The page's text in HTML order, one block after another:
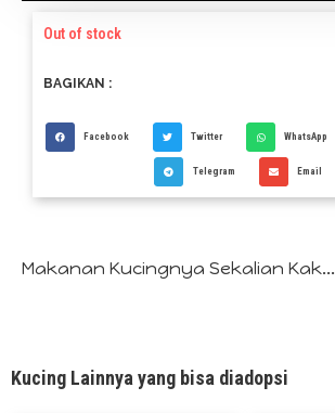
Out of stock
BAGIKAN :
Facebook Twitter WhatsApp
Telegram Email
Makanan Kucingnya Sekalian Kak...
Kucing Lainnya yang bisa diadopsi